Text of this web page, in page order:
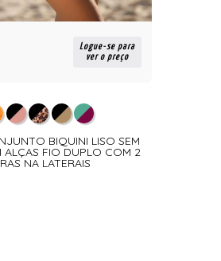
Logue-se para
ver o preço
BIQUINI LISO SEM
FIO DUPLO COM 2
NA LATERAIS